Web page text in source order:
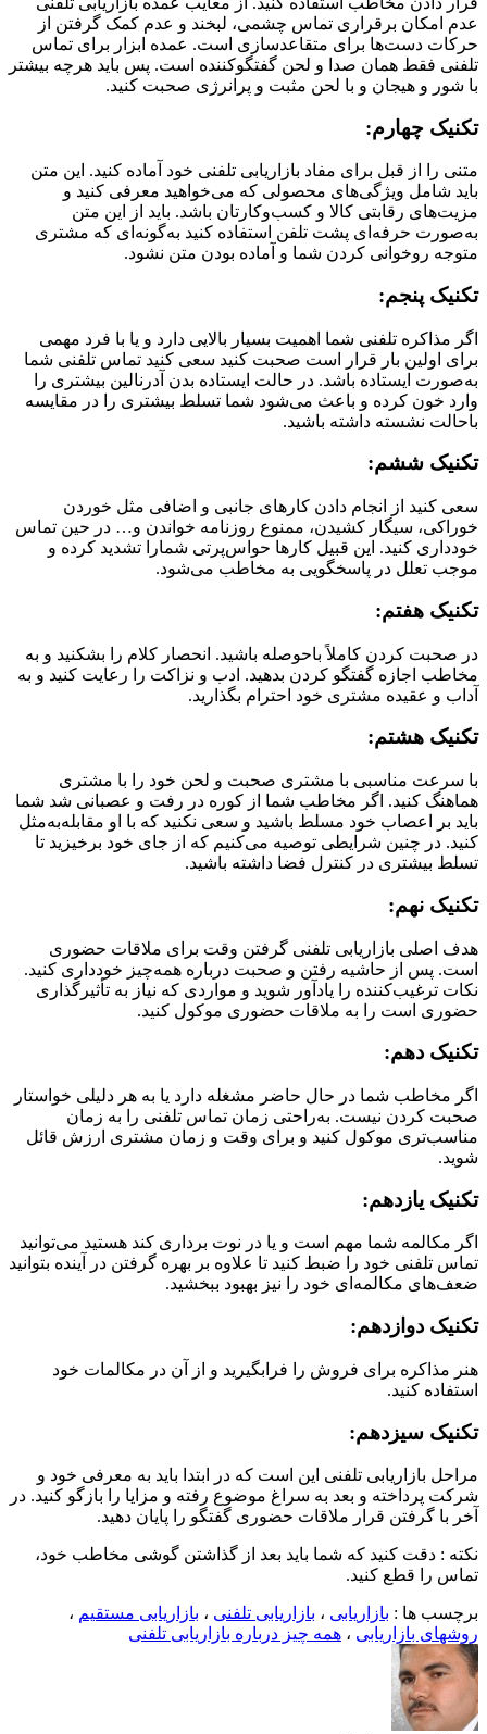
عدم امکان برقراری تماس چشمی، لبخند و عدم کمک گرفتن از
حرکات دست‌ها برای متقاعدسازی است. عمده ابزار برای تماس
تلفنی فقط همان صدا و لحن گفتگوکننده است. پس باید هرچه بیشتر
با شور و هیجان و با لحن مثبت و پرانرژی صحبت کنید.
تکنیک چهارم:
متنی را از قبل برای مفاد بازاریابی تلفنی خود آماده کنید. این متن
باید شامل ویژگی‌های محصولی که می‌خواهید معرفی کنید و
مزیت‌های رقابتی کالا و کسب‌وکارتان باشد. باید از این متن
به‌صورت حرفه‌ای پشت تلفن استفاده کنید به‌گونه‌ای که مشتری
متوجه روخوانی کردن شما و آماده بودن متن نشود.
تکنیک پنجم:
اگر مذاکره تلفنی شما اهمیت بسیار بالایی دارد و یا با فرد مهمی
برای اولین بار قرار است صحبت کنید سعی کنید تماس تلفنی شما
به‌صورت ایستاده باشد. در حالت ایستاده بدن آدرنالین بیشتری را
وارد خون کرده و باعث می‌شود شما تسلط بیشتری را در مقایسه
باحالت نشسته داشته باشید.
تکنیک ششم:
سعی کنید از انجام دادن کارهای جانبی و اضافی مثل خوردن
خوراکی، سیگار کشیدن، ممنوع روزنامه خواندن و… در حین تماس
خودداری کنید. این قبیل کارها حواس‌پرتی شمارا تشدید کرده و
موجب تعلل در پاسخگویی به مخاطب می‌شود.
تکنیک هفتم:
در صحبت کردن کاملاً باحوصله باشید. انحصار کلام را بشکنید و به
مخاطب اجازه گفتگو کردن بدهید. ادب و نزاکت را رعایت کنید و به
آداب و عقیده مشتری خود احترام بگذارید.
تکنیک هشتم:
با سرعت مناسبی با مشتری صحبت و لحن خود را با مشتری
هماهنگ کنید. اگر مخاطب شما از کوره در رفت و عصبانی شد شما
باید بر اعصاب خود مسلط باشید و سعی نکنید که با او مقابله‌به‌مثل
کنید. در چنین شرایطی توصیه می‌کنیم که از جای خود برخیزید تا
تسلط بیشتری در کنترل فضا داشته باشید.
تکنیک نهم:
هدف اصلی بازاریابی تلفنی گرفتن وقت برای ملاقات حضوری
است. پس از حاشیه رفتن و صحبت درباره همه‌چیز خودداری کنید.
نکات ترغیب‌کننده را یادآور شوید و مواردی که نیاز به تأثیرگذاری
حضوری است را به ملاقات حضوری موکول کنید.
تکنیک دهم:
اگر مخاطب شما در حال حاضر مشغله دارد یا به هر دلیلی خواستار
صحبت کردن نیست. به‌راحتی زمان تماس تلفنی را به زمان
مناسب‌تری موکول کنید و برای وقت و زمان مشتری ارزش قائل
شوید.
تکنیک یازدهم:
اگر مکالمه شما مهم است و یا در نوت برداری کند هستید می‌توانید
تماس تلفنی خود را ضبط کنید تا علاوه بر بهره گرفتن در آینده بتوانید
ضعف‌های مکالمه‌ای خود را نیز بهبود ببخشید.
تکنیک دوازدهم:
هنر مذاکره برای فروش را فرابگیرید و از آن در مکالمات خود
استفاده کنید.
تکنیک سیزدهم:
مراحل بازاریابی تلفنی این است که در ابتدا باید به معرفی خود و
شرکت پرداخته و بعد به سراغ موضوع رفته و مزایا را بازگو کنید. در
آخر با گرفتن قرار ملاقات حضوری گفتگو را پایان دهید.
نکته : دقت کنید که شما باید بعد از گذاشتن گوشی مخاطب خود،
تماس را قطع کنید.
برچسب ها : بازاریابی ، بازاریابی تلفنی ، بازاریابی مستقیم ،
روشهای بازاریابی ، همه چیز درباره بازاریابی تلفنی